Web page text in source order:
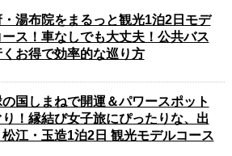
・湯布院をまるっと観光1泊2日モデ
ース！車なしでも大丈夫！公共バス
お得で効率的な巡り方
の国しまねで開運＆パワースポット
！縁結び女子旅にぴったりな、出
松江・玉造1泊2日 観光モデルコース